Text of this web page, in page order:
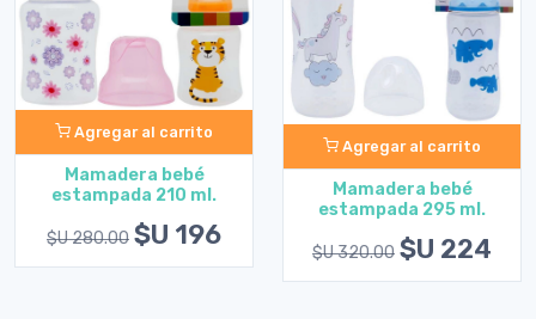
Agregar al carrito
Mamadera bebé
estampada 210 ml.
$U 280.00 $U 196
Agregar al carrito
Mamadera bebé
estampada 295 ml.
$U 320.00 $U 224